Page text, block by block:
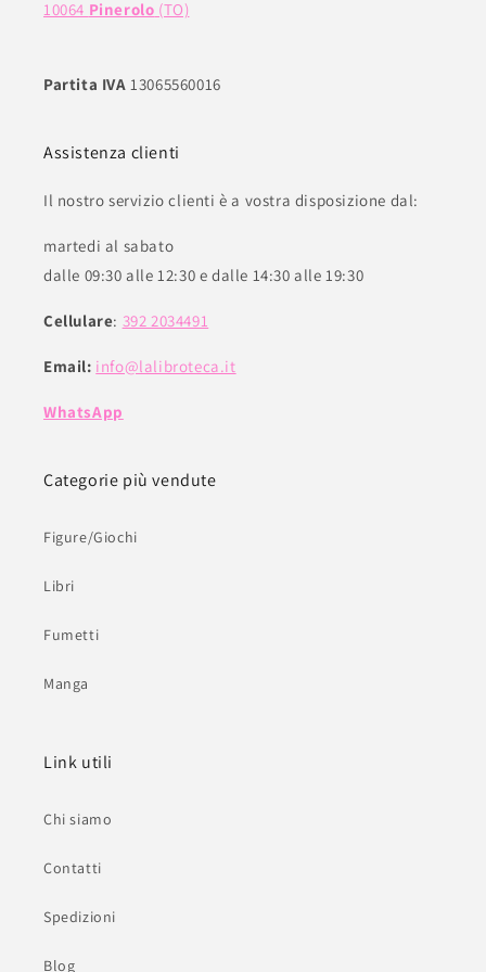
10064 Pinerolo (TO)
Partita IVA 13065560016
Assistenza clienti
Il nostro servizio clienti è a vostra disposizione dal:
martedi al sabato
dalle 09:30 alle 12:30 e dalle 14:30 alle 19:30
Cellulare: 392 2034491
Email: info@lalibroteca.it
WhatsApp
Categorie più vendute
Figure/Giochi
Libri
Fumetti
Manga
Link utili
Chi siamo
Contatti
Spedizioni
Blog